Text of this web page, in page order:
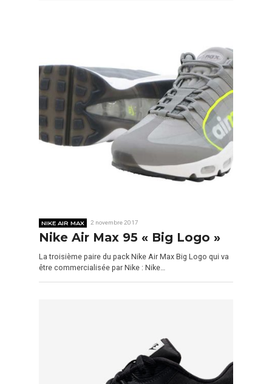
NIKE AIR MAX 2 novembre 2017
Nike Air Max 95 « Big Logo »
La troisième paire du pack Nike Air Max Big Logo qui va
être commercialisée par Nike : Nike…